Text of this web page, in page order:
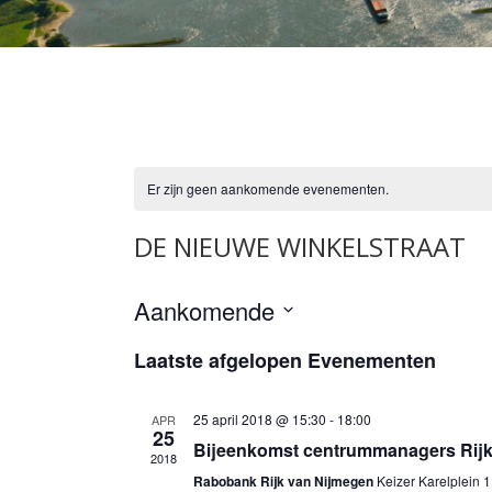
Er zijn geen aankomende evenementen.
DE NIEUWE WINKELSTRAAT
Aankomende
een
Laatste afgelopen Evenementen
APR
25
2018
25 april 2018 @ 15:30 - 18:00
Bijeenkomst centrummanagers
Rabobank Rijk van Nijmegen Keizer Karelplein